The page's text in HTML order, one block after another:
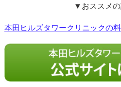
▼おススメ
本田ヒルズタワークリニックの